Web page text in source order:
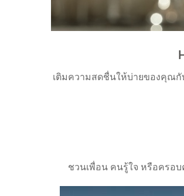
เติมความสดชื่นให้บ่ายของคุณกั
ชวนเพื่อน คนรู้ใจ หรือครอบ